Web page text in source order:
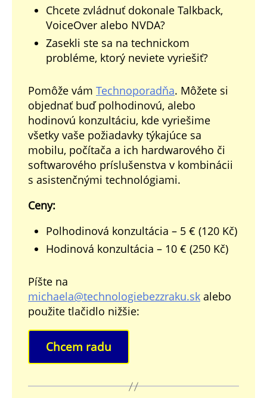
Chcete zvládnuť dokonale Talkback,
VoiceOver alebo NVDA?
Zasekli ste sa na technickom
probléme, ktorý neviete vyriešiť?
Pomôže vám Technoporadňa. Môžete si
objednať buď polhodinovú, alebo
hodinovú konzultáciu, kde vyriešime
všetky vaše požiadavky týkajúce sa
mobilu, počítača a ich hardwarového či
softwarového príslušenstva v kombinácii
s asistenčnými technológiami.
Ceny:
Polhodinová konzultácia – 5 € (120 Kč)
Hodinová konzultácia – 10 € (250 Kč)
Píšte na
michaela@technologiebezzraku.sk alebo
použite tlačidlo nižšie:
Chcem radu